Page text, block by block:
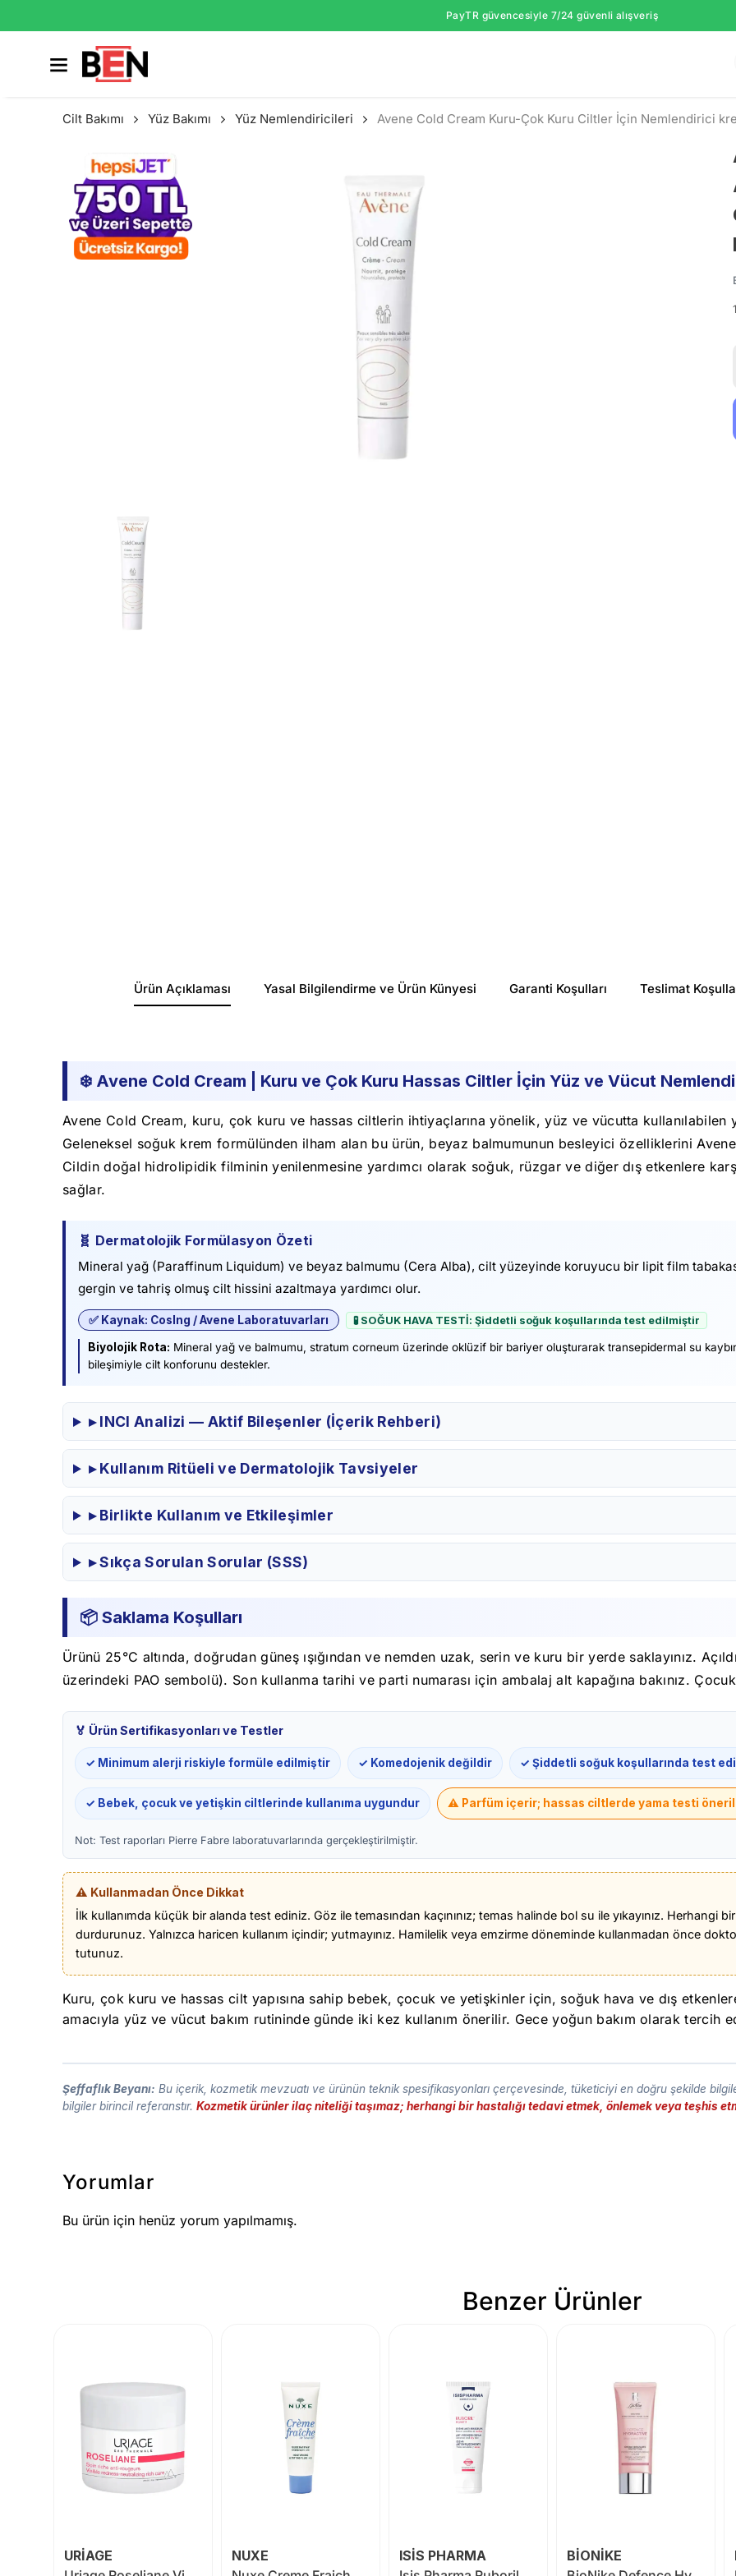
PayTR güvencesiyle 7/24 güvenli alışveriş
Cilt Bakımı Yüz Bakımı Yüz Nemlendiricileri Avene Cold Cream Kuru-Çok Kuru Ciltler İçin Nemlendirici
Ürün Açıklaması Yasal Bilgilendirme ve Ürün Künyesi Garanti Koşulları Teslimat
❄️ Avene Cold Cream | Kuru ve Çok Kuru Hassas Ciltler İçin Yüz ve Vücut
Avene Cold Cream, kuru, çok kuru ve hassas ciltlerin ihtiyaçlarına yönelik, yüz ve vücutta
Geleneksel soğuk krem formülünden ilham alan bu ürün, beyaz balmumunun besleyici özelliklerini Avene
Cildin doğal hidrolipidik filminin yenilenmesine yardımcı olarak soğuk, rüzgar ve diğer dış etkenlere
sağlar.
🧬 Dermatolojik Formülasyon Özeti
Mineral yağ (Paraffinum Liquidum) ve beyaz balmumu (Cera Alba), cilt yüzeyinde koruyucu bir lipit film
gergin ve tahriş olmuş cilt hissini azaltmaya yardımcı olur.
✅ Kaynak: CosIng / Avene Laboratuvarları 🧪 SOĞUK HAVA TESTİ: Şiddetli soğuk koşullarında test edilmiştir
Biyolojik Rota: Mineral yağ ve balmumu, stratum corneum üzerinde oklüzif bir bariyer oluşturarak transepidermal su
bileşimiyle cilt konforunu destekler.
▸ INCI Analizi — Aktif Bileşenler (İçerik Rehberi)
▸ Kullanım Ritüeli ve Dermatolojik Tavsiyeler
▸ Birlikte Kullanım ve Etkileşimler
▸ Sıkça Sorulan Sorular (SSS)
📦 Saklama Koşulları
Ürünü 25°C altında, doğrudan güneş ışığından ve nemden uzak, serin ve kuru bir yerde saklayınız.
üzerindeki PAO sembolü). Son kullanma tarihi ve parti numarası için ambalaj alt kapağına bakınız.
🏅 Ürün Sertifikasyonları ve Testler
✓ Minimum alerji riskiyle formüle edilmiştir ✓ Komedojenik değildir ✓ Şiddetli soğuk koşullarında test
✓ Bebek, çocuk ve yetişkin ciltlerinde kullanıma uygundur ⚠️ Parfüm içerir; hassas ciltlerde yama testi
Not: Test raporları Pierre Fabre laboratuvarlarında gerçekleştirilmiştir.
⚠️ Kullanmadan Önce Dikkat
İlk kullanımda küçük bir alanda test ediniz. Göz ile temasından kaçınınız; temas halinde bol su ile yıkayınız. Herhangi
durdurunuz. Yalnızca haricen kullanım içindir; yutmayınız. Hamilelik veya emzirme döneminde kullanmadan önce
tutunuz.
Kuru, çok kuru ve hassas cilt yapısına sahip bebek, çocuk ve yetişkinler için, soğuk hava ve dış
amacıyla yüz ve vücut bakım rutininde günde iki kez kullanım önerilir. Gece yoğun bakım olarak tercih
Şeffaflık Beyanı: Bu içerik, kozmetik mevzuatı ve ürünün teknik spesifikasyonları çerçevesinde, tüketiciyi en doğru şekilde
bilgiler birincil referanstır. Kozmetik ürünler ilaç niteliği taşımaz; herhangi bir hastalığı tedavi etmek, önlemek veya teşhis
Yorumlar
Bu ürün için henüz yorum yapılmamış.
Benzer Ürünler
URİAGE
NUXE
ISİS PHARMA
BİONİKE